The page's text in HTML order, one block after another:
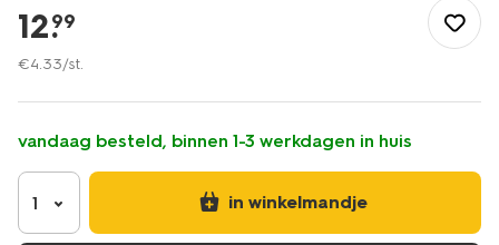
onderweg/reizen/reisaccessoires/bagage-
organizers-
set-
-
stuks-
18670057.html
12.
99
€4.33/st.
vandaag besteld, binnen 1-3 werkdagen in huis
1 in winkelmandje